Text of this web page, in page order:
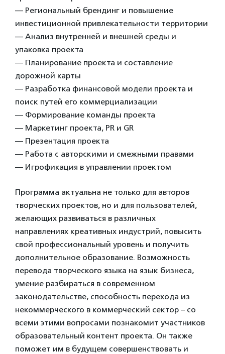
— Региональный брендинг и повышение
инвестиционной привлекательности территории
— Анализ внутренней и внешней среды и
упаковка проекта
— Планирование проекта и составление
дорожной карты
— Разработка финансовой модели проекта и
поиск путей его коммерциализации
— Формирование команды проекта
— Маркетинг проекта, PR и GR
— Презентация проекта
— Работа с авторскими и смежными правами
— Игрофикация в управлении проектом
Программа актуальна не только для авторов
творческих проектов, но и для пользователей,
желающих развиваться в различных
направлениях креативных индустрий, повысить
свой профессиональный уровень и получить
дополнительное образование. Возможность
перевода творческого языка на язык бизнеса,
умение разбираться в современном
законодательстве, способность перехода из
некоммерческого в коммерческий сектор – со
всеми этими вопросами познакомит участников
образовательный контент проекта. Он также
поможет им в будущем совершенствовать и